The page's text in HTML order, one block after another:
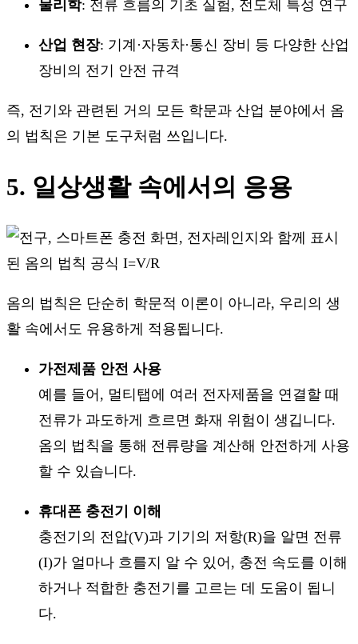
물리학: 전류 흐름의 기초 실험, 전도체 특성 연구
산업 현장: 기계·자동차·통신 장비 등 다양한 산업
장비의 전기 안전 규격
즉, 전기와 관련된 거의 모든 학문과 산업 분야에서 옴
의 법칙은 기본 도구처럼 쓰입니다.
5. 일상생활 속에서의 응용
옴의 법칙은 단순히 학문적 이론이 아니라, 우리의 생
활 속에서도 유용하게 적용됩니다.
가전제품 안전 사용
예를 들어, 멀티탭에 여러 전자제품을 연결할 때
전류가 과도하게 흐르면 화재 위험이 생깁니다.
옴의 법칙을 통해 전류량을 계산해 안전하게 사용
할 수 있습니다.
휴대폰 충전기 이해
충전기의 전압(V)과 기기의 저항(R)을 알면 전류
(I)가 얼마나 흐를지 알 수 있어, 충전 속도를 이해
하거나 적합한 충전기를 고르는 데 도움이 됩니
다.